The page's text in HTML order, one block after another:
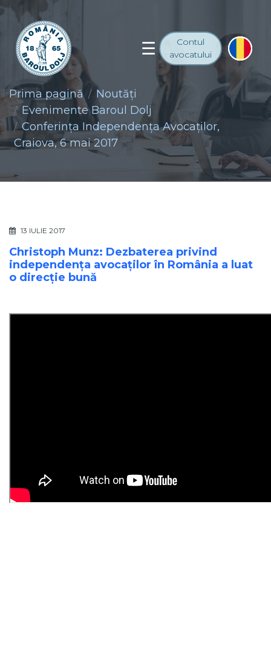
Contul
avocatului
Prima pagină
Noutăţi
Evenimente Baroul Dolj
Conferința Independența Avocaților,
Craiova, 6 mai 2017
13 IULIE 2017
Christoph Munz: Dezbaterea privind
independența avocaților în România a luat
o direcție bună